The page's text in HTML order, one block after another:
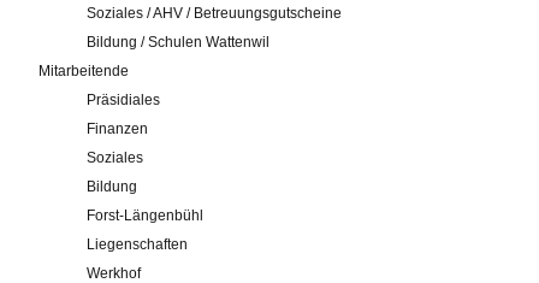
Soziales / AHV / Betreuungsgutscheine
Bildung / Schulen Wattenwil
Mitarbeitende
Präsidiales
Finanzen
Soziales
Bildung
Forst-Längenbühl
Liegenschaften
Werkhof